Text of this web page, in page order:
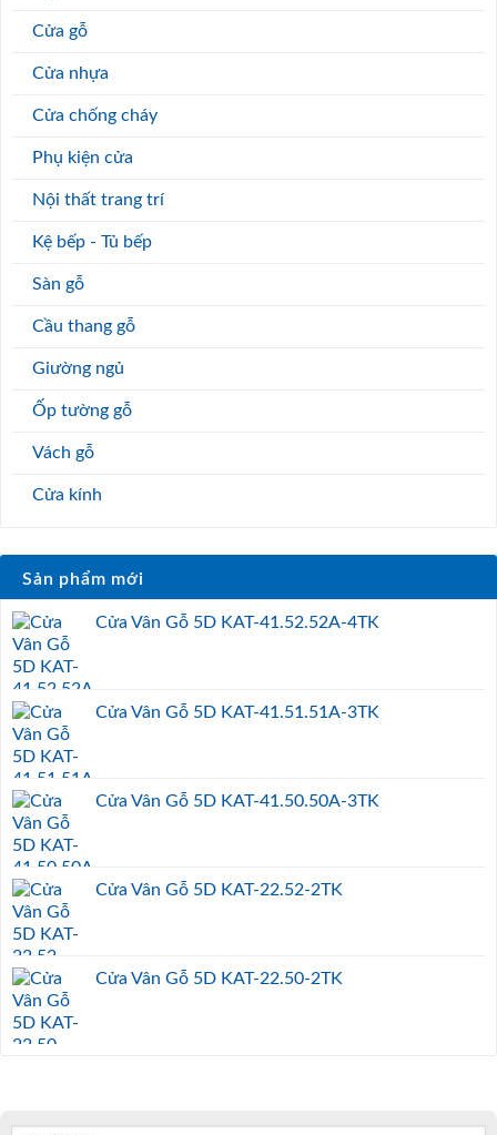
Cửa gỗ
Cửa nhựa
Cửa chống cháy
Phụ kiện cửa
Nội thất trang trí
Kệ bếp - Tủ bếp
Sàn gỗ
Cầu thang gỗ
Giường ngủ
Ốp tường gỗ
Vách gỗ
Cửa kính
Sản phẩm mới
Cửa Vân Gỗ 5D KAT-41.52.52A-4TK
Cửa Vân Gỗ 5D KAT-41.51.51A-3TK
Cửa Vân Gỗ 5D KAT-41.50.50A-3TK
Cửa Vân Gỗ 5D KAT-22.52-2TK
Cửa Vân Gỗ 5D KAT-22.50-2TK